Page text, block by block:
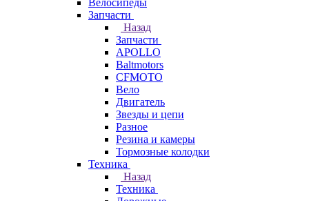
Велосипеды
Запчасти
Назад
Запчасти
APOLLO
Baltmotors
CFMOTO
Вело
Двигатель
Звезды и цепи
Разное
Резина и камеры
Тормозные колодки
Техника
Назад
Техника